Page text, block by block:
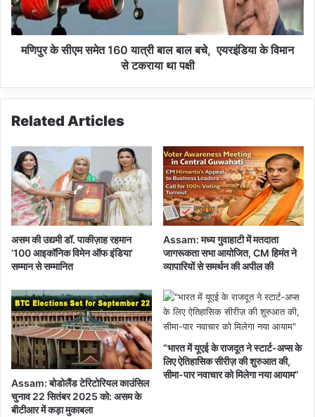
दा
ज़
ए
म
स
या
बा
ल
बा
ल
ब
चे
,
ए
र
इं
डि
या
के
मा
न
मणिपुर के सीएम समेत 160 यात्री बाल बाल बचे, एयरइंडिया के विमान
से टकराया था पक्षी
Related Articles
असम की उद्यमी डॉ. पाकीज़ाह रहमान
‘100 आइकॉनिक विमेन ऑफ इंडिया’
सम्मान से सम्मानित
Assam: मध्य गुवाहाटी में मतदाता
जागरूकता सभा आयोजित, CM हिमंत ने
व्यापारियों से समर्थन की अपील की
Assam: बोडोलैंड टेरिटोरियल काउंसिल
चुनाव 22 सितंबर 2025 को: असम के
बीटीआर में कड़ा मुकाबला
“भारत में यूएई के राजदूत ने स्टार्ट-अप्स के
लिए ऐतिहासिक सीरीज़ की शुरुआत की,
सीमा-पार नवाचार को मिलेगा नया आयाम”